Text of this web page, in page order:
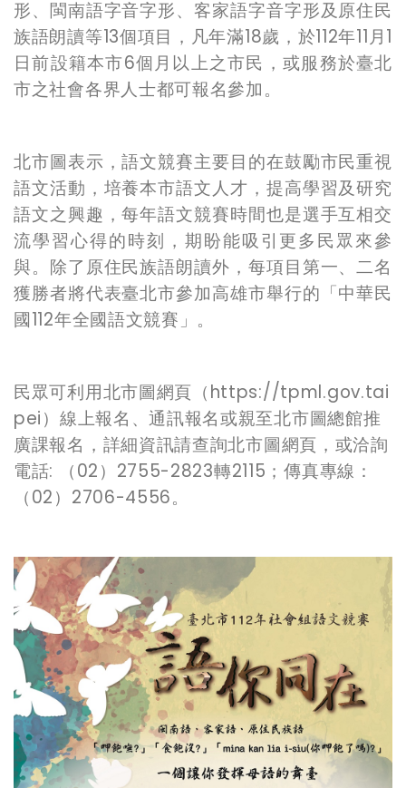
形、閩南語字音字形、客家語字音字形及原住民
族語朗讀等13個項目，凡年滿18歲，於112年11月1
日前設籍本市6個月以上之市民，或服務於臺北
市之社會各界人士都可報名參加。
北市圖表示，語文競賽主要目的在鼓勵市民重視
語文活動，培養本市語文人才，提高學習及研究
語文之興趣，每年語文競賽時間也是選手互相交
流學習心得的時刻，期盼能吸引更多民眾來參
與。除了原住民族語朗讀外，每項目第一、二名
獲勝者將代表臺北市參加高雄市舉行的「中華民
國112年全國語文競賽」。
民眾可利用北市圖網頁（https://tpml.gov.tai
pei）線上報名、通訊報名或親至北市圖總館推
廣課報名，詳細資訊請查詢北市圖網頁，或洽詢
電話: （02）2755-2823轉2115；傳真專線：
（02）2706-4556。